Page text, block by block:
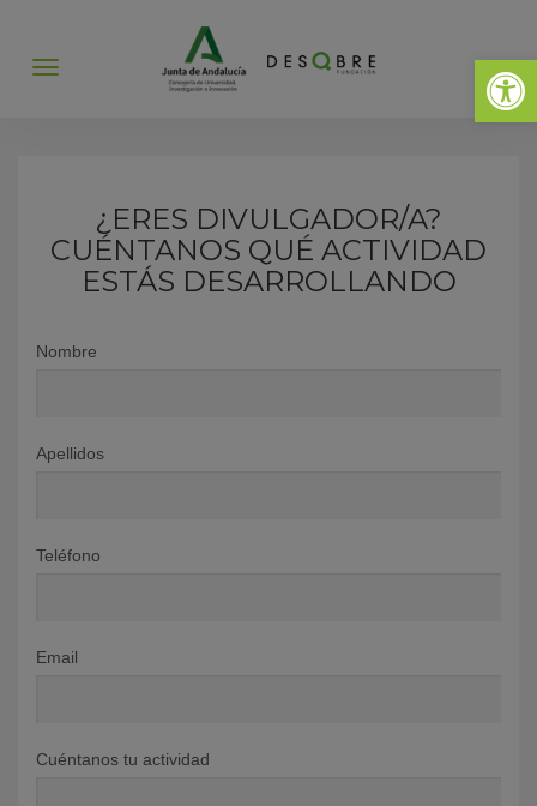
Abrir
Abrir
¿ERES DIVULGADOR/A?
CUÉNTANOS QUÉ ACTIVIDAD
ESTÁS DESARROLLANDO
Nombre
Apellidos
Teléfono
Email
Cuéntanos tu actividad